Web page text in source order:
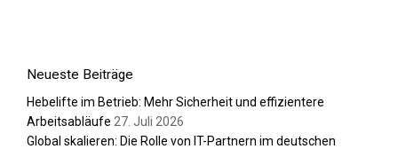
Neueste Beiträge
Hebelifte im Betrieb: Mehr Sicherheit und effizientere
Arbeitsabläufe 27. Juli 2026
Global skalieren: Die Rolle von IT-Partnern im deutschen